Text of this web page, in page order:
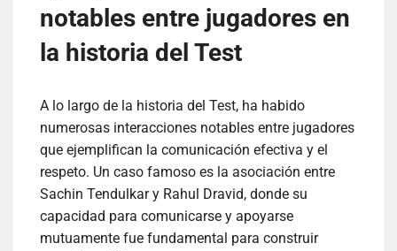
notables entre jugadores en
la historia del Test
A lo largo de la historia del Test, ha habido
numerosas interacciones notables entre jugadores
que ejemplifican la comunicación efectiva y el
respeto. Un caso famoso es la asociación entre
Sachin Tendulkar y Rahul Dravid, donde su
capacidad para comunicarse y apoyarse
mutuamente fue fundamental para construir